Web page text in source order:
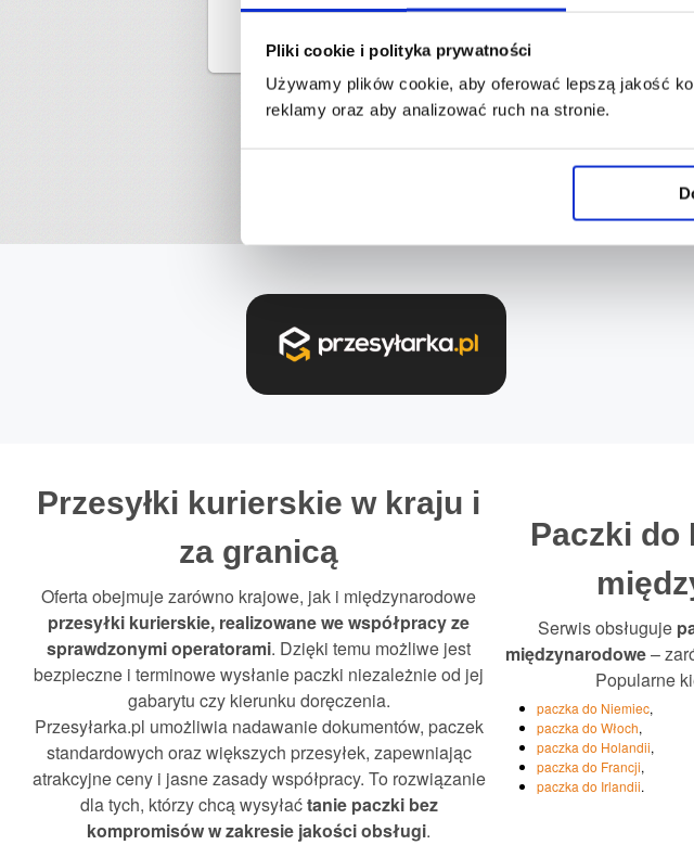
Pliki cookie i polityka prywatności
Używamy plików cookie, aby oferować lepszą jakość
reklamy oraz aby analizować ruch na stronie.
Przesyłki kurierskie w kraju i
za granicą
Oferta obejmuje zarówno krajowe, jak i międzynarodowe
przesyłki kurierskie, realizowane we współpracy ze
sprawdzonymi operatorami. Dzięki temu możliwe jest
bezpieczne i terminowe wysłanie paczki niezależnie od jej
gabarytu czy kierunku doręczenia.
Przesyłarka.pl umożliwia nadawanie dokumentów, paczek
standardowych oraz większych przesyłek, zapewniając
atrakcyjne ceny i jasne zasady współpracy. To rozwiązanie
dla tych, którzy chcą wysyłaćtanie paczki bez
kompromisów w zakresie jakości obsługi.
Paczki do
Serwis obsługuje
międzynarodowe–
Popularne
paczka do Niemiec,
paczka do Włoch,
paczka do Holandii,
paczka do Francji,
paczka do Irlandii.